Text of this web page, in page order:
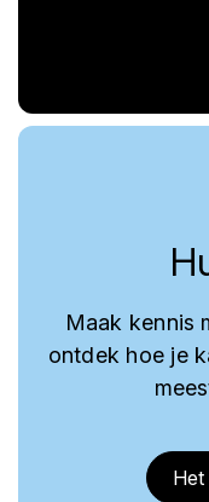
Maak kennis
ontdek hoe je